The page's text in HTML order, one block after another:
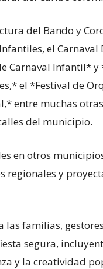
del Bando y
el Carnaval
Carnaval Infantil*
el *Festival de
entre muchas otras
del municipio.
en otros
regionales y
las familias, gestores
segura,
y la creatividad